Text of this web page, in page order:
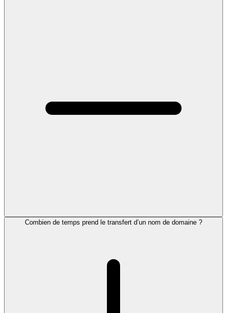
Combien de temps prend le transfert d’un nom de domaine ?